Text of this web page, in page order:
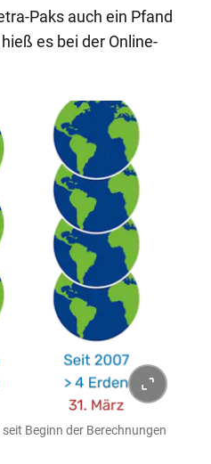
Paks auch ein Pfand
es bei der Online-
Beginn der Berechnungen